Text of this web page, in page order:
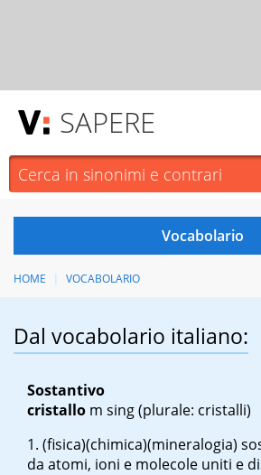
SAPERE
HOME VOCABOLARIO
Dal vocabolario italiano:
Sostantivo
cristallo m sing(plurale: cristalli)
(fisica)(chimica)(mineralogia)
da atomi, ioni e molecole uniti e